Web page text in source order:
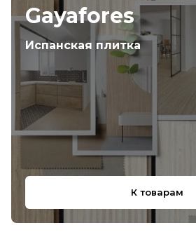
Gayafores
Испанская плитка
К товарам